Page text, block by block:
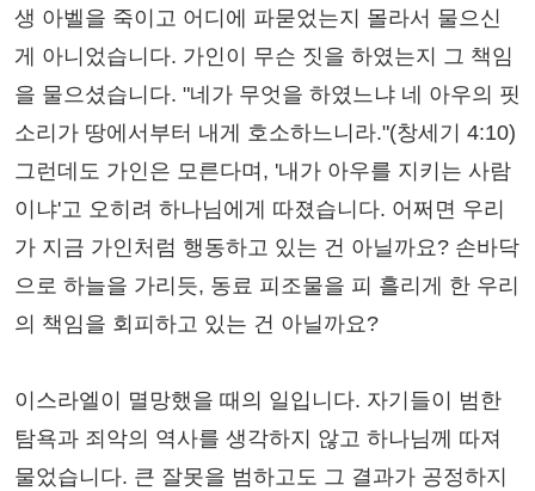
생 아벨을 죽이고 어디에 파묻었는지 몰라서 물으신
게 아니었습니다. 가인이 무슨 짓을 하였는지 그 책임
을 물으셨습니다. "네가 무엇을 하였느냐 네 아우의 핏
소리가 땅에서부터 내게 호소하느니라."(창세기 4:10)
그런데도 가인은 모른다며, '내가 아우를 지키는 사람
이냐'고 오히려 하나님에게 따졌습니다. 어쩌면 우리
가 지금 가인처럼 행동하고 있는 건 아닐까요? 손바닥
으로 하늘을 가리듯, 동료 피조물을 피 흘리게 한 우리
의 책임을 회피하고 있는 건 아닐까요?
이스라엘이 멸망했을 때의 일입니다. 자기들이 범한
탐욕과 죄악의 역사를 생각하지 않고 하나님께 따져
물었습니다. 큰 잘못을 범하고도 그 결과가 공정하지